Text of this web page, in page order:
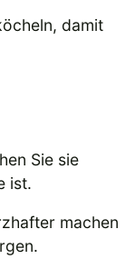
damit
Sie sie
ist.
machen